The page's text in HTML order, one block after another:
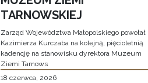
TARNOWSKIEJ
Zarząd Województwa Małopolskiego powołał
Kazimierza Kurczaba na kolejną, pięcioletnią
kadencję na stanowisku dyrektora Muzeum
Ziemi Tarnows
18 czerwca, 2026